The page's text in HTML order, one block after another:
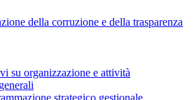
della corruzione e della trasparenza
su organizzazione e attività
strategico gestionale